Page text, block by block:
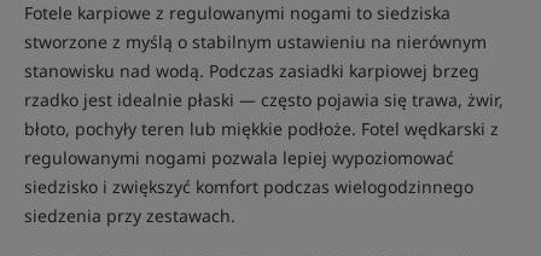
Fotele karpiowe z regulowanymi nogami to siedziska
stworzone z myślą o stabilnym ustawieniu na nierównym
stanowisku nad wodą. Podczas zasiadki karpiowej brzeg
rzadko jest idealnie płaski — często pojawia się trawa, żwir,
błoto, pochyły teren lub miękkie podłoże. Fotel wędkarski z
regulowanymi nogami pozwala lepiej wypoziomować
siedzisko i zwiększyć komfort podczas wielogodzinnego
siedzenia przy zestawach.